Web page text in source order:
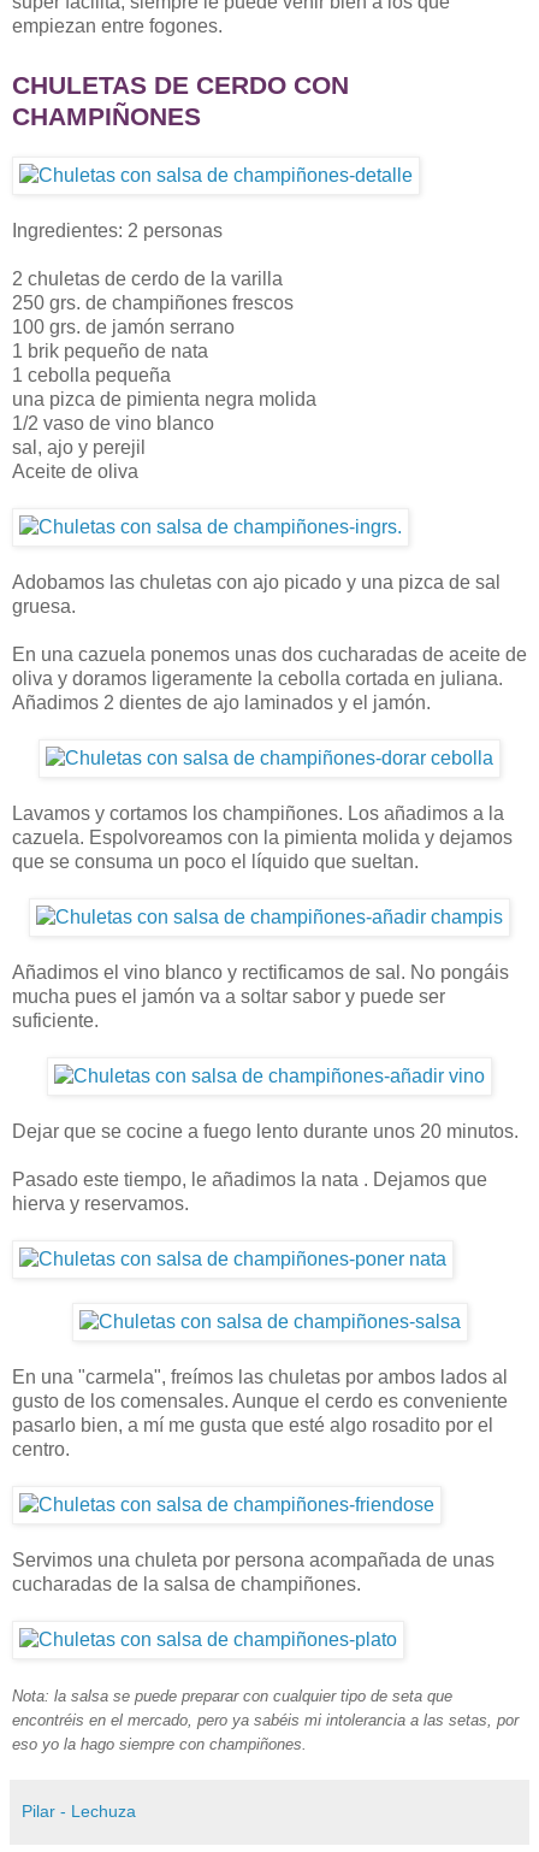
empiezan entre fogones.
CHULETAS DE CERDO CON
CHAMPIÑONES
Ingredientes: 2 personas
2 chuletas de cerdo de la varilla
250 grs. de champiñones frescos
100 grs. de jamón serrano
1 brik pequeño de nata
1 cebolla pequeña
una pizca de pimienta negra molida
1/2 vaso de vino blanco
sal, ajo y perejil
Aceite de oliva
Adobamos las chuletas con ajo picado y una pizca de sal
gruesa.
En una cazuela ponemos unas dos cucharadas de aceite de
oliva y doramos ligeramente la cebolla cortada en juliana.
Añadimos 2 dientes de ajo laminados y el jamón.
Lavamos y cortamos los champiñones. Los añadimos a la
cazuela. Espolvoreamos con la pimienta molida y dejamos
que se consuma un poco el líquido que sueltan.
Añadimos el vino blanco y rectificamos de sal. No pongáis
mucha pues el jamón va a soltar sabor y puede ser
suficiente.
Dejar que se cocine a fuego lento durante unos 20 minutos.
Pasado este tiempo, le añadimos la nata . Dejamos que
hierva y reservamos.
En una "carmela", freímos las chuletas por ambos lados al
gusto de los comensales. Aunque el cerdo es conveniente
pasarlo bien, a mí me gusta que esté algo rosadito por el
centro.
Servimos una chuleta por persona acompañada de unas
cucharadas de la salsa de champiñones.
Nota: la salsa se puede preparar con cualquier tipo de seta que
encontréis en el mercado, pero ya sabéis mi intolerancia a las setas, por
eso yo la hago siempre con champiñones.
Pilar - Lechuza